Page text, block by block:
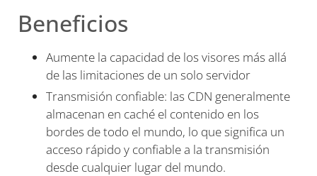
Beneficios
Aumente la capacidad de los visores más allá
de las limitaciones de un solo servidor
Transmisión confiable: las CDN generalmente
almacenan en caché el contenido en los
bordes de todo el mundo, lo que significa un
acceso rápido y confiable a la transmisión
desde cualquier lugar del mundo.